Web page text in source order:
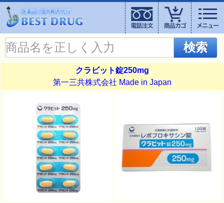
検索
クラビット錠250mg
第一三共株式会社 Made in Japan